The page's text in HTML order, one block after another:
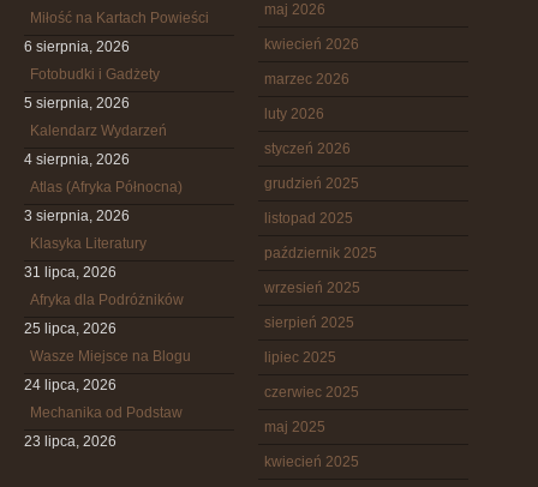
Miłość na Kartach Powieści
6 sierpnia, 2026
Fotobudki i Gadżety
5 sierpnia, 2026
Kalendarz Wydarzeń
4 sierpnia, 2026
Atlas (Afryka Północna)
3 sierpnia, 2026
Klasyka Literatury
31 lipca, 2026
Afryka dla Podróżników
25 lipca, 2026
Wasze Miejsce na Blogu
24 lipca, 2026
Mechanika od Podstaw
23 lipca, 2026
maj 2026
kwiecień 2026
marzec 2026
luty 2026
styczeń 2026
grudzień 2025
listopad 2025
październik 2025
wrzesień 2025
sierpień 2025
lipiec 2025
czerwiec 2025
maj 2025
kwiecień 2025